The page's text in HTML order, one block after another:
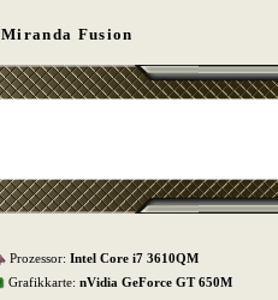
Miranda Fusion
Prozessor: Intel Core i7 3610QM
Grafikkarte: nVidia GeForce GT 650M